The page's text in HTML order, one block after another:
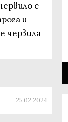
с
и
червила
25.02.2024